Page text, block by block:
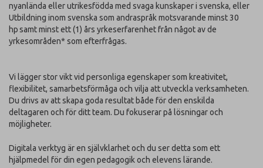
nyanlända eller utrikesfödda med svaga kunskaper i svenska, eller
Utbildning inom svenska som andraspråk motsvarande minst 30
hp samt minst ett (1) års yrkeserfarenhet från något av de
yrkesområden* som efterfrågas.
Vi lägger stor vikt vid personliga egenskaper som kreativitet,
flexibilitet, samarbetsförmåga och vilja att utveckla verksamheten.
Du drivs av att skapa goda resultat både för den enskilda
deltagaren och för ditt team. Du fokuserar på lösningar och
möjligheter.
Digitala verktyg är en självklarhet och du ser detta som ett
hjälpmedel för din egen pedagogik och elevens lärande.